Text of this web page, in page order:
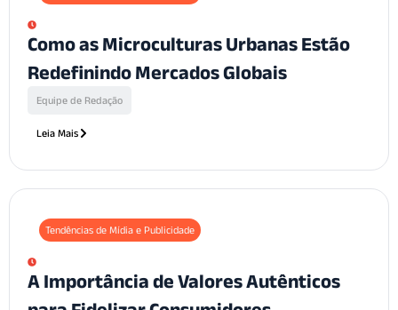
Como as Microculturas Urbanas Estão
Redefinindo Mercados Globais
Equipe de Redação
Leia Mais
Tendências de Mídia e Publicidade
A Importância de Valores Autênticos